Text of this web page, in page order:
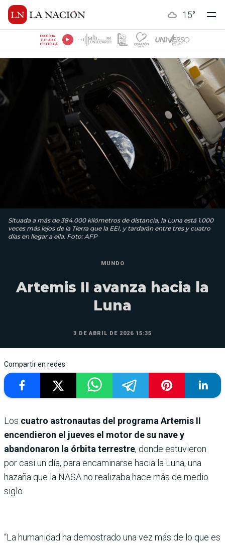
15°
ESCUCHÁ
TU RADIO
PREFERIDA
Situada a más de 384.000 kilómetros de distancia, la Luna está 1.000
veces más lejos de la Tierra que la EEI, y tardarán entre tres y cuatro
días en llegar a ella. Foto: AFP
MUNDO
Artemis II avanza hacia la
Luna
3 DE ABRIL DE 2026 15:35
Compartir en redes
Los cuatro astronautas del programa Artemis II
encendieron el jueves el motor de su nave y
abandonaron la órbita terrestre, donde estuvieron
por casi un día, para encaminarse hacia la Luna, una
hazaña que la NASA no realizaba hace más de medio
siglo.
“La humanidad ha demostrado una vez más de lo que es